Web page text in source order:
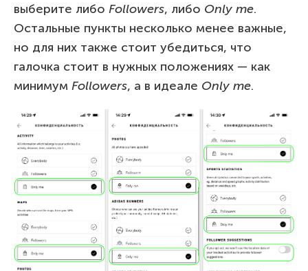
выберите либо Followers, либо Only me.
Остальные пункты несколько менее важные,
но для них также стоит убедиться, что
галочка стоит в нужных положениях — как
минимум Followers, а в идеале Only me.